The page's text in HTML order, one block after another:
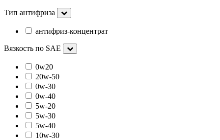
Тип антифриза
антифриз-концентрат
Вязкость по SAE
0w20
20w-50
0w-30
0w-40
5w-20
5w-30
5w-40
10w-30